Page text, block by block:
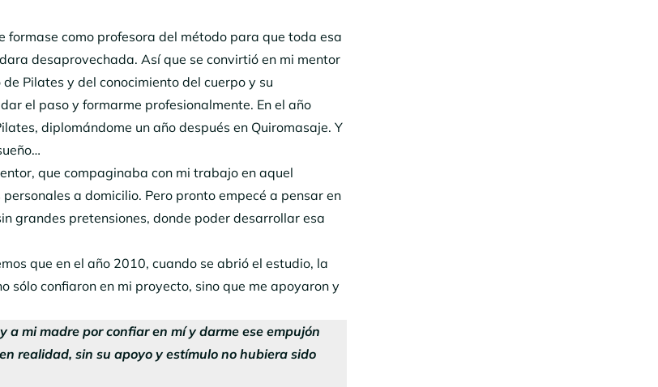
formase como profesora del método para que toda esa
desaprovechada. Así que se convirtió en mi mentor
Pilates y del conocimiento del cuerpo y su
el paso y formarme profesionalmente. En el año
diplomándome un año después en Quiromasaje. Y
que compaginaba con mi trabajo en aquel
a domicilio. Pero pronto empecé a pensar en
grandes pretensiones, donde poder desarrollar esa
que en el año 2010, cuando se abrió el estudio, la
sólo confiaron en mi proyecto, sino que me apoyaron y
a mi madre por confiar en mí y darme ese empujón
realidad, sin su apoyo y estímulo no hubiera sido